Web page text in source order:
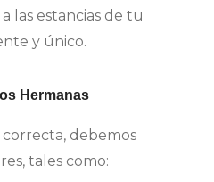
las estancias de tu
y único.
Hermanas
debemos
tales como: